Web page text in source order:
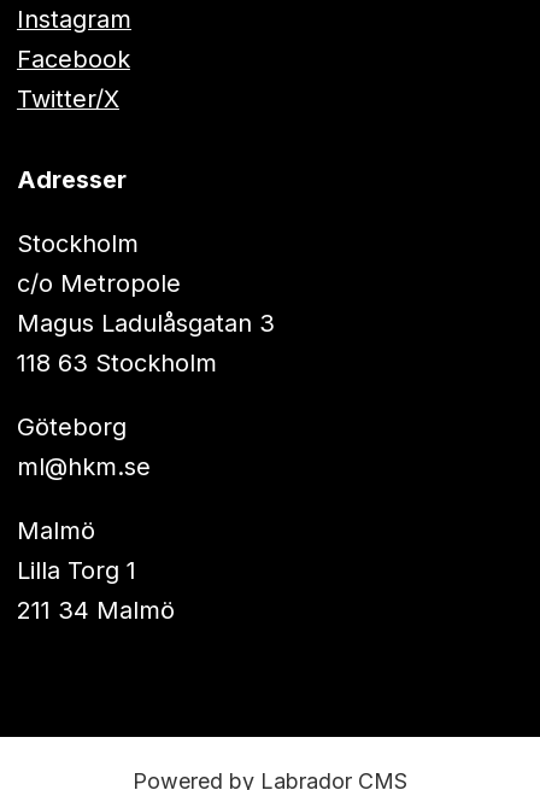
Instagram
Facebook
Twitter/X
Adresser
Stockholm
c/o Metropole
Magus Ladulåsgatan 3
118 63 Stockholm
Göteborg
ml@hkm.se
Malmö
Lilla Torg 1
211 34 Malmö
Powered by Labrador CMS